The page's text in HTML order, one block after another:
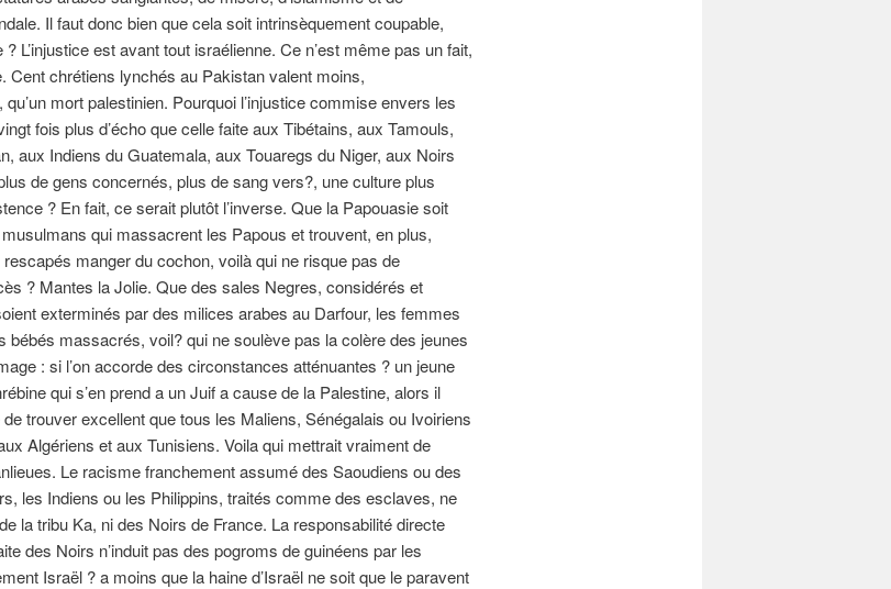
Il faut donc bien que cela soit intrinsèquement coupable,
L’injustice est avant tout israélienne. Ce n’est même pas un fait,
Cent chrétiens lynchés au Pakistan valent moins,
mort palestinien. Pourquoi l’injustice commise envers les
fois plus d’écho que celle faite aux Tibétains, aux Tamouls,
aux Indiens du Guatemala, aux Touaregs du Niger, aux Noirs
de gens concernés, plus de sang vers?, une culture plus
? En fait, ce serait plutôt l’inverse. Que la Papouasie soit
qui massacrent les Papous et trouvent, en plus,
manger du cochon, voilà qui ne risque pas de
? Mantes la Jolie. Que des sales Negres, considérés et
exterminés par des milices arabes au Darfour, les femmes
bébés massacrés, voil? qui ne soulève pas la colère des jeunes
: si l’on accorde des circonstances atténuantes ? un jeune
qui s’en prend a un Juif a cause de la Palestine, alors il
trouver excellent que tous les Maliens, Sénégalais ou Ivoiriens
Algériens et aux Tunisiens. Voila qui mettrait vraiment de
Le racisme franchement assumé des Saoudiens ou des
les Indiens ou les Philippins, traités comme des esclaves, ne
la tribu Ka, ni des Noirs de France. La responsabilité directe
des Noirs n’induit pas des pogroms de guinéens par les
Israël ? a moins que la haine d’Israël ne soit que le paravent